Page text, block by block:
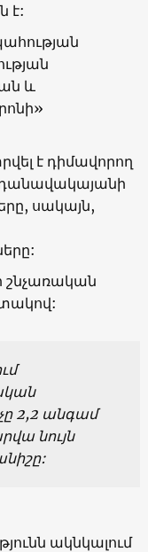
է:
և
է դիմավորող
սակայն,
շնչառական
2,2 անգամ
նույն
ակնկալում